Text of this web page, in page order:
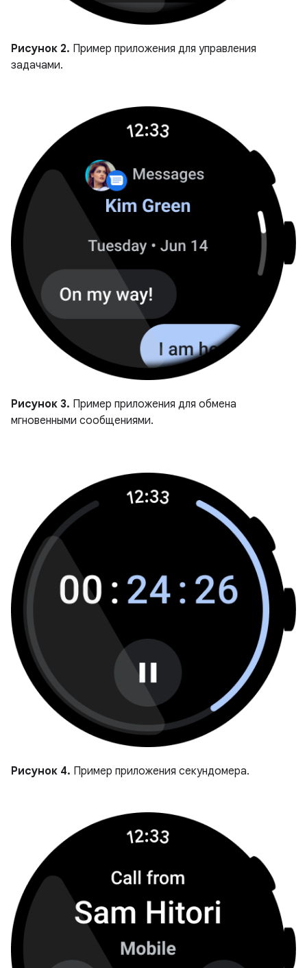
Рисунок 2. Пример приложения для управления
задачами.
Рисунок 3. Пример приложения для обмена
мгновенными сообщениями.
Рисунок 4. Пример приложения секундомера.